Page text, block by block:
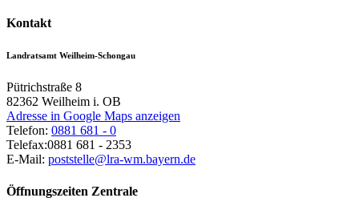
Kontakt
Landratsamt Weilheim-Schongau
Pütrichstraße 8
82362 Weilheim i. OB
Adresse in Google Maps anzeigen
Telefon: 0881 681 - 0
Telefax:0881 681 - 2353
E-Mail: poststelle@lra-wm.bayern.de
Öffnungszeiten Zentrale